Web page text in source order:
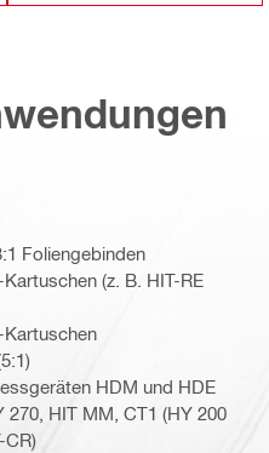
Foliengebinden
(z. B. HIT-RE
Kartuschen
HDM und HDE
270, HIT MM, CT1 (HY 200